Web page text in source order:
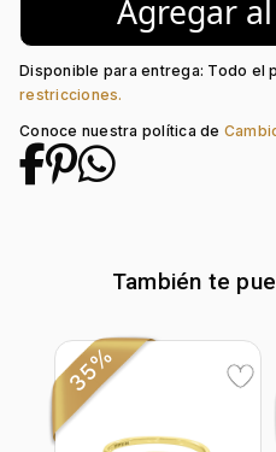
Tipo de Broche: Mariposa
Piedra decoración:
Agregar
Disponible para entrega: Todo el
restricciones.
Conoce nuestra política de
También te
35%